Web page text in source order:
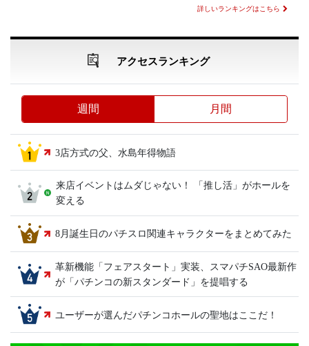
詳しいランキングはこちら
アクセスランキング
週間 月間
3店方式の父、水島年得物語
来店イベントはムダじゃない！ 「推し活」がホールを
変える
8月誕生日のパチスロ関連キャラクターをまとめてみた
革新機能「フェアスタート」実装、スマパチSAO最新作
が「パチンコの新スタンダード」を提唱する
ユーザーが選んだパチンコホールの聖地はここだ！